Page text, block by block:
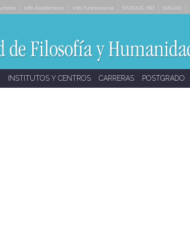
Info Académicos Info Funcionarios SIVEDUC MD SIACAD
INSTITUTOS Y CENTROS CARRERAS POSTGRADO